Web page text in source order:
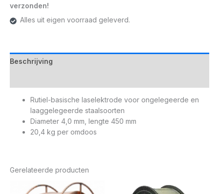
verzonden!
Alles uit eigen voorraad geleverd.
Beschrijving
Rutiel-basische laselektrode voor ongelegeerde en
laaggelegeerde staalsoorten
Diameter 4,0 mm, lengte 450 mm
20,4 kg per omdoos
Gerelateerde producten